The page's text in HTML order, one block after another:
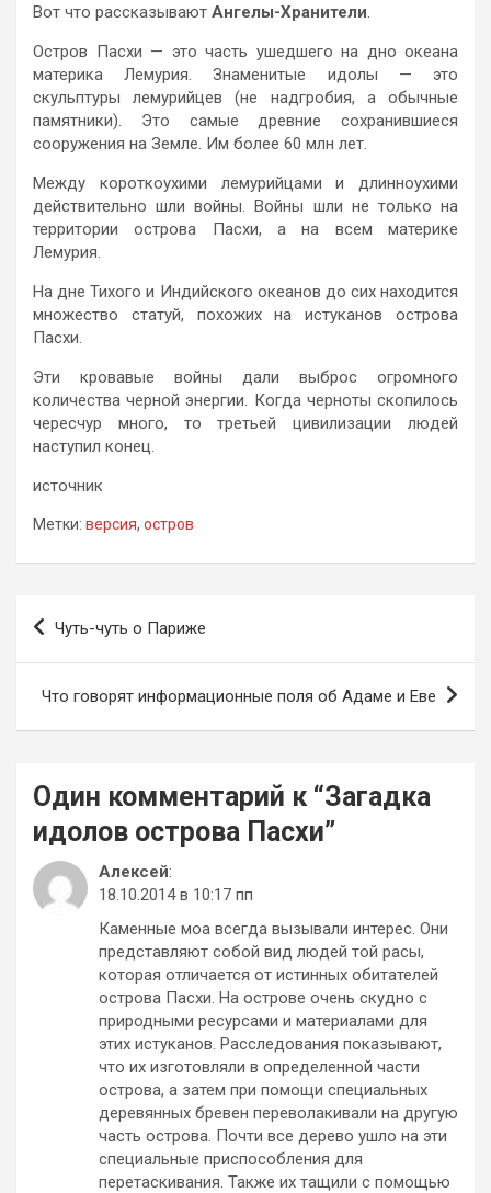
Вот что рассказывают Ангелы-Хранители.
Остров Пасхи — это часть ушедшего на дно океана
материка Лемурия. Знаменитые идолы — это
скульптуры лемурийцев (не надгробия, а обычные
памятники). Это самые древние сохранившиеся
сооружения на Земле. Им более 60 млн лет.
Между короткоухими лемурийцами и длинноухими
действительно шли войны. Войны шли не только на
территории острова Пасхи, а на всем материке
Лемурия.
На дне Тихого и Индийского океанов до сих находится
множество статуй, похожих на истуканов острова
Пасхи.
Эти кровавые войны дали выброс огромного
количества черной энергии. Когда черноты скопилось
чересчур много, то третьей цивилизации людей
наступил конец.
источник
Метки: версия, остров
Навигация
Чуть-чуть о Париже
Что говорят информационные поля об Адаме и Еве
Один комментарий к “Загадка
идолов острова Пасхи”
Алексей:
18.10.2014 в 10:17 пп
Каменные моа всегда вызывали интерес. Они
представляют собой вид людей той расы,
которая отличается от истинных обитателей
острова Пасхи. На острове очень скудно с
природными ресурсами и материалами для
этих истуканов. Расследования показывают,
что их изготовляли в определенной части
острова, а затем при помощи специальных
деревянных бревен переволакивали на другую
часть острова. Почти все дерево ушло на эти
специальные приспособления для
перетаскивания. Также их тащили с помощью